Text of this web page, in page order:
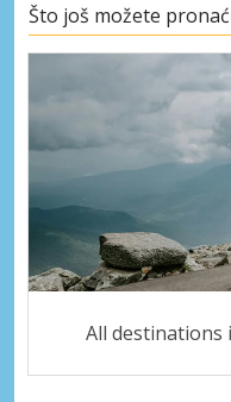
Što još možete
All destinations